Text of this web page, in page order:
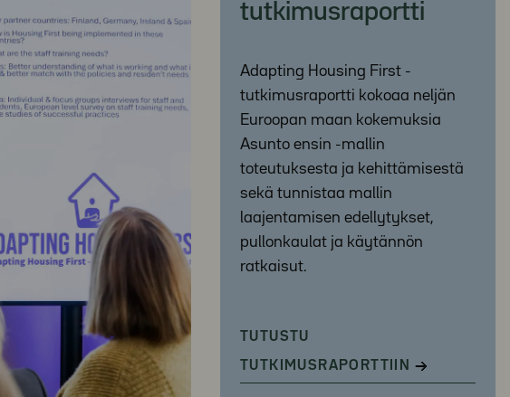
tutkimusraportti
Adapting Housing First -
tutkimusraportti kokoaa neljän
Euroopan maan kokemuksia
Asunto ensin -mallin
toteutuksesta ja kehittämisestä
sekä tunnistaa mallin
laajentamisen edellytykset,
pullonkaulat ja käytännön
ratkaisut.
TUTUSTU
TUTKIMUSRAPORTTIIN